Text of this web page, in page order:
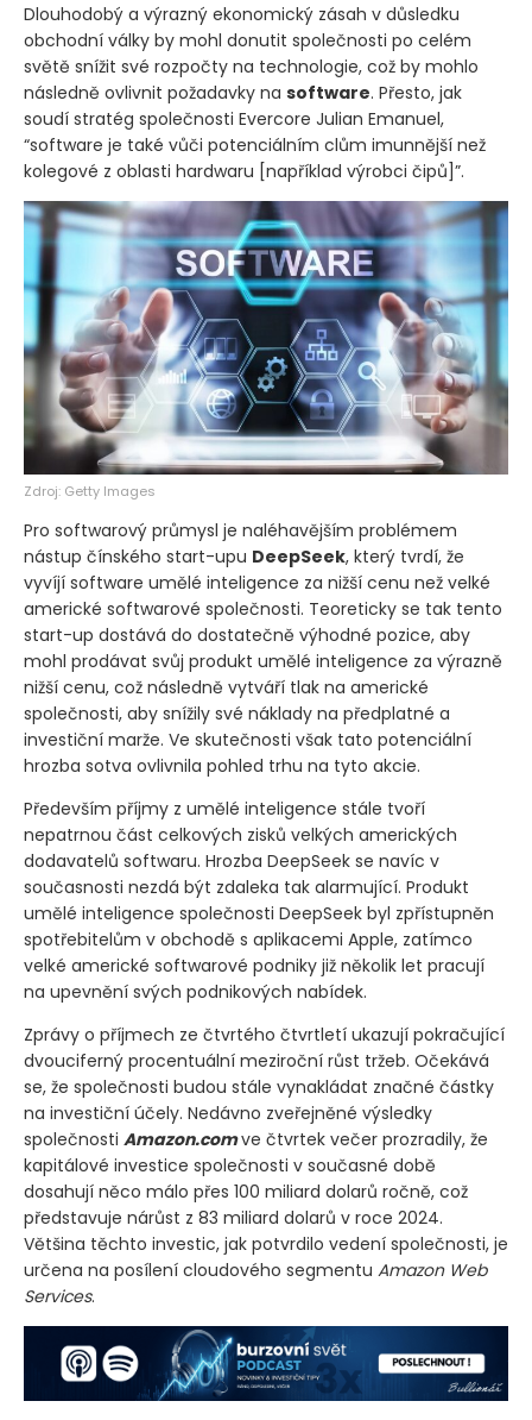
Dlouhodobý a výrazný ekonomický zásah v důsledku
obchodní války by mohl donutit společnosti po celém
světě snížit své rozpočty na technologie, což by mohlo
následně ovlivnit požadavky na software. Přesto, jak
soudí stratég společnosti Evercore Julian Emanuel,
“software je také vůči potenciálním clům imunnější než
kolegové z oblasti hardwaru [například výrobci čipů]”.
Zdroj: Getty Images
Pro softwarový průmysl je naléhavějším problémem
nástup čínského start-upu DeepSeek, který tvrdí, že
vyvíjí software umělé inteligence za nižší cenu než velké
americké softwarové společnosti. Teoreticky se tak tento
start-up dostává do dostatečně výhodné pozice, aby
mohl prodávat svůj produkt umělé inteligence za výrazně
nižší cenu, což následně vytváří tlak na americké
společnosti, aby snížily své náklady na předplatné a
investiční marže. Ve skutečnosti však tato potenciální
hrozba sotva ovlivnila pohled trhu na tyto akcie.
Především příjmy z umělé inteligence stále tvoří
nepatrnou část celkových zisků velkých amerických
dodavatelů softwaru. Hrozba DeepSeek se navíc v
současnosti nezdá být zdaleka tak alarmující. Produkt
umělé inteligence společnosti DeepSeek byl zpřístupněn
spotřebitelům v obchodě s aplikacemi Apple, zatímco
velké americké softwarové podniky již několik let pracují
na upevnění svých podnikových nabídek.
Zprávy o příjmech ze čtvrtého čtvrtletí ukazují pokračující
dvouciferný procentuální meziroční růst tržeb. Očekává
se, že společnosti budou stále vynakládat značné částky
na investiční účely. Nedávno zveřejněné výsledky
společnosti Amazon.comve čtvrtek večer prozradily, že
kapitálové investice společnosti v současné době
dosahují něco málo přes 100 miliard dolarů ročně, což
představuje nárůst z 83 miliard dolarů v roce 2024.
Většina těchto investic, jak potvrdilo vedení společnosti, je
určena na posílení cloudového segmentu Amazon Web
Services.